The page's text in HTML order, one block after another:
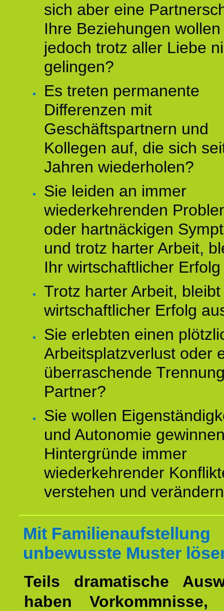
sich aber eine
Ihre Beziehungen wollen
jedoch trotz aller Liebe
gelingen?
Es treten permanente
Differenzen mit
Geschäftspartnern und
Kollegen auf, die sich
Jahren wiederholen?
Sie leiden an immer
wiederkehrenden
oder hartnäckigen
und trotz harter Arbeit,
Ihr wirtschaftlicher
Trotz harter Arbeit,
wirtschaftlicher Erfolg
Sie erlebten einen
Arbeitsplatzverlust oder
überraschende
Partner?
Sie wollen
und Autonomie
Hintergründe immer
wiederkehrender
verstehen und
Mit Familienaufstellung
unbewusste Muster
Teils dramatische
haben